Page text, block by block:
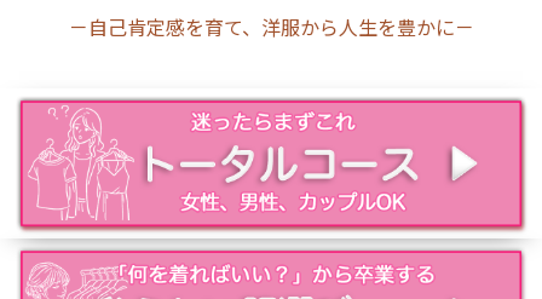
－自己肯定感を育て、洋服から人生を豊かに－